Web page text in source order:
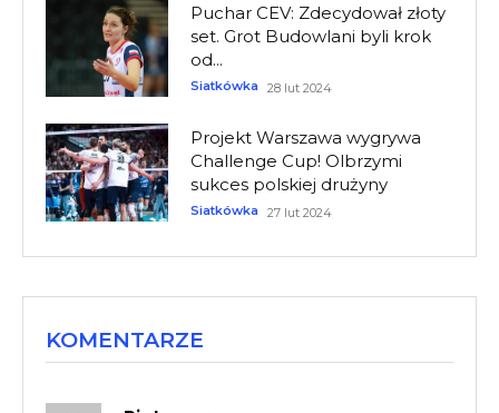
Puchar CEV: Zdecydował złoty
set. Grot Budowlani byli krok
od...
Siatkówka 28 lut 2024
Projekt Warszawa wygrywa
Challenge Cup! Olbrzymi
sukces polskiej drużyny
Siatkówka 27 lut 2024
KOMENTARZE